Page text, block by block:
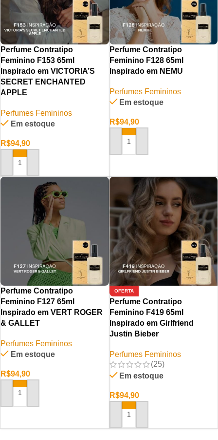
Perfume Contratipo
Feminino F153 65ml
Inspirado em VICTORIA’S
SECRET ENCHANTED
APPLE
Perfumes Femininos
Em estoque
R$94,90
ADICIONAR AO CARRINHO
Perfume Contratipo
Feminino F128 65ml
Inspirado em NEMU
Perfumes Femininos
Em estoque
R$94,90
ADICIONAR AO CARRINHO
Perfume Contratipo
Feminino F127 65ml
Inspirado em VERT ROGER
& GALLET
Perfumes Femininos
Em estoque
R$94,90
ADICIONAR AO CARRINHO
OFERTA
Perfume Contratipo
Feminino F419 65ml
Inspirado em Girlfriend
Justin Bieber
Perfumes Femininos
(25)
Em estoque
R$94,90
ADICIONAR AO CARRINHO